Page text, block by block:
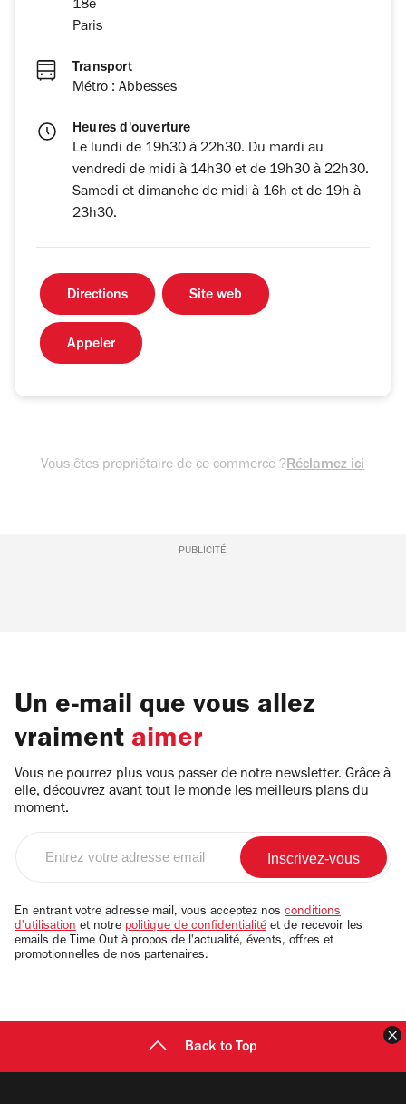
18e
Paris
Transport
Métro : Abbesses
Heures d'ouverture
Le lundi de 19h30 à 22h30. Du mardi au
vendredi de midi à 14h30 et de 19h30 à 22h30.
Samedi et dimanche de midi à 16h et de 19h à
23h30.
Directions Site web
Appeler
Vous êtes propriétaire de ce commerce ?Réclamez ici
PUBLICITÉ
Un e-mail que vous allez
vraiment aimer
Vous ne pourrez plus vous passer de notre newsletter. Grâce à
elle, découvrez avant tout le monde les meilleurs plans du
moment.
email
En entrant votre adresse mail, vous acceptez nos conditions
d'utilisation et notre politique de confidentialité et de recevoir les
emails de Time Out à propos de l'actualité, évents, offres et
promotionnelles de nos partenaires.
Back to Top